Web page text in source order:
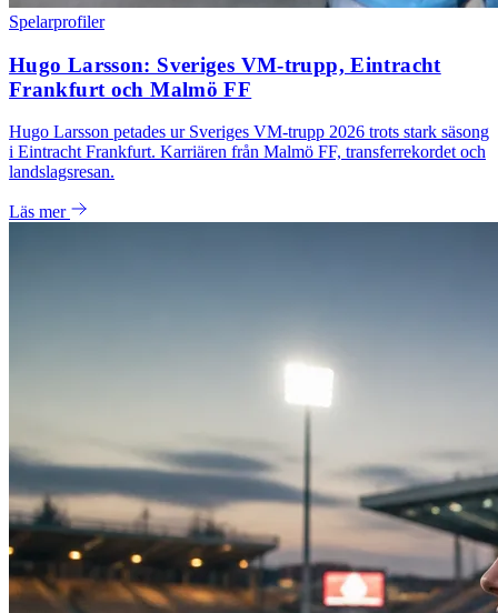
Spelarprofiler
Hugo Larsson: Sveriges VM-trupp, Eintracht
Frankfurt och Malmö FF
Hugo Larsson petades ur Sveriges VM-trupp 2026 trots stark säsong
i Eintracht Frankfurt. Karriären från Malmö FF, transferrekordet och
landslagsresan.
Läs mer